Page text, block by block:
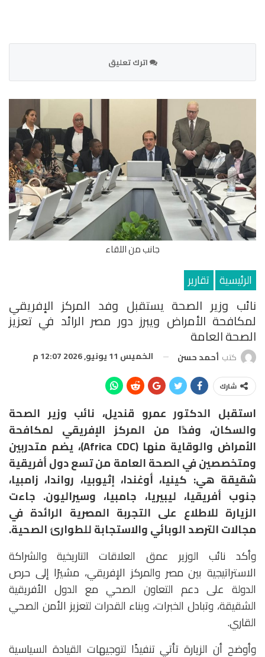
اترك تعليق
جانب من اللقاء
الرئيسية تقارير
نائب وزير الصحة يستقبل وفد المركز الإفريقي
لمكافحة الأمراض ويبرز دور مصر الرائد في تعزيز
الصحة العامة
كتب أحمد حسن الخميس 11 يونيو, 2026 12:07 م
شارك
استقبل الدكتور عمرو قنديل، نائب وزير الصحة
والسكان، وفدًا من المركز الإفريقي لمكافحة
الأمراض والوقاية منها (Africa CDC)، يضم متدربين
ومتخصصين في الصحة العامة من تسع دول أفريقية
شقيقة هي: كينيا، أوغندا، إثيوبيا، رواندا، زامبيا،
جنوب أفريقيا، ليبيريا، جامبيا، وسيراليون. جاءت
الزيارة للاطلاع على التجربة المصرية الرائدة في
مجالات الترصد الوبائي والاستجابة للطوارئ الصحية.
وأكد نائب الوزير عمق العلاقات التاريخية والشراكة
الاستراتيجية بين مصر والمركز الإفريقي، مشيرًا إلى حرص
الدولة على دعم التعاون الصحي مع الدول الأفريقية
الشقيقة، وتبادل الخبرات، وبناء القدرات لتعزيز الأمن الصحي
القاري.
وأوضح أن الزيارة تأتي تنفيذًا لتوجيهات القيادة السياسية